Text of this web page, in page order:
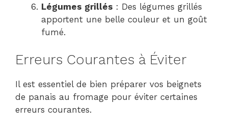
Légumes grillés : Des légumes grillés
apportent une belle couleur et un goût
fumé.
Erreurs Courantes à Éviter
Il est essentiel de bien préparer vos beignets
de panais au fromage pour éviter certaines
erreurs courantes.